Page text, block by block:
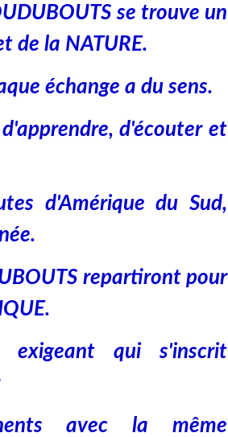
se trouve un
de la NATURE.
échange a du sens.
d'écouter et
d'Amérique du Sud,
repartiront pour
exigeant qui s'inscrit
avec la même